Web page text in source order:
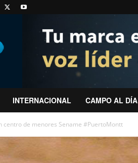
INTERNACIONAL CAMPO AL DÍA
centro de menores Sename #PuertoMontt